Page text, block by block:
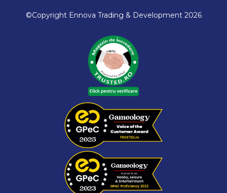
©Copyright Ennova Trading & Development 2026